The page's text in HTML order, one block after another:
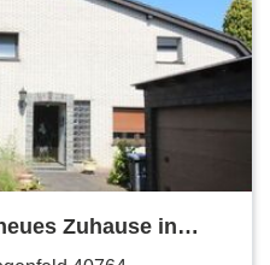
Zuhause in
mit Potenzial und